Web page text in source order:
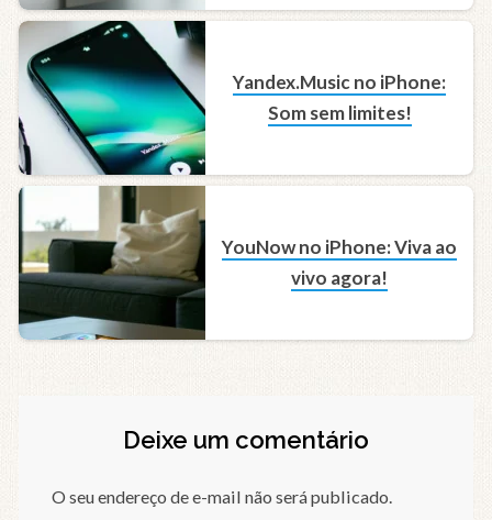
Yandex.Music no iPhone:
Som sem limites!
YouNow no iPhone: Viva ao
vivo agora!
Deixe um comentário
O seu endereço de e-mail não será publicado.